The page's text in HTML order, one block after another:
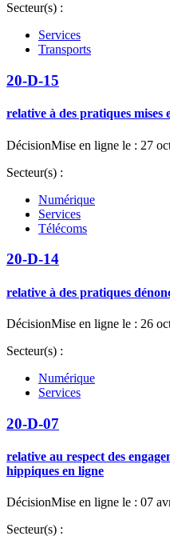
Secteur(s) :
Services
Transports
20-D-15
relative à des pratiques
DécisionMise en ligne le : 27
Secteur(s) :
Numérique
Services
Télécoms
20-D-14
relative à des pratiques
DécisionMise en ligne le : 26
Secteur(s) :
Numérique
Services
20-D-07
relative au respect des
hippiques en ligne
DécisionMise en ligne le : 07
Secteur(s) :